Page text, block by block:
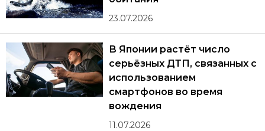
23.07.2026
В Японии растёт число
серьёзных ДТП, связанных с
использованием
смартфонов во время
вождения
11.07.2026